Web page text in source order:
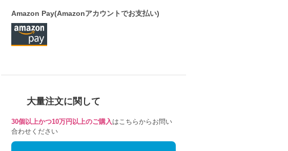
Amazon Pay(Amazonアカウントでお支払い)
大量注文に関して
30個以上かつ10万円以上のご購入 はこちらからお問い
合わせください